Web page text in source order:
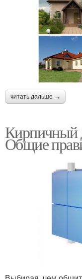
читать дальше →
Кирпичный
Общие